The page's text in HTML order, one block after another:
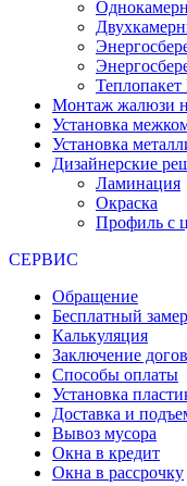
Теплопакет
Монтаж жалюзи
Установка
Установка
Дизайнерские
Ламинация
Окраска
Профиль с
СЕРВИС
Обращение
Бесплатный
Калькуляция
Заключение
Способы оплаты
Установка
Доставка и
Вывоз мусора
Окна в кредит
Окна в рассрочку